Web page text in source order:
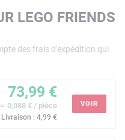
LEGO FRIENDS
des frais d'expédition qui
73,99 €
≃ 0,088 € / pièce
Livraison : 4,99 €
VOIR